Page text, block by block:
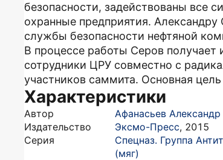
безопасности, задействованы все
охранные предприятия.
службы безопасности нефтяной
В процессе работы Серов получает
сотрудники ЦРУ совместно с
участников саммита. Основная
Характеристики
Автор
Афанасьев Александр
Издательство
Эксмо-Пресс, 2015
Серия
Спецназ. Группа
(мяг)